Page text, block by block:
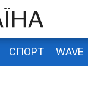
СПОРТ WAVE